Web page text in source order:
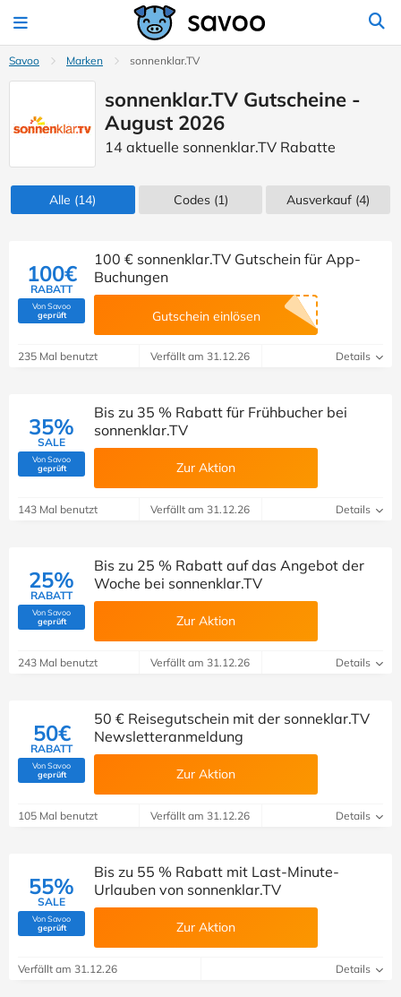
Savoo Marken sonnenklar.TV
sonnenklar.TV Gutscheine -
August 2026
14 aktuelle sonnenklar.TV Rabatte
Alle (14) Codes(1) Ausverkauf (4)
100€
RABATT
Von Savoo
geprüft(Von Savoo geprüft)
100 € sonnenklar.TV Gutschein für App-
Buchungen
Gutschein einlösen
235 Mal benutzt Verfällt am 31.12.26 Details
35%
SALE
Von Savoo
geprüft(Von Savoo geprüft)
Bis zu 35 % Rabatt für Frühbucher bei
sonnenklar.TV
Zur Aktion
143 Mal benutzt Verfällt am 31.12.26 Details
25%
RABATT
Von Savoo
geprüft(Von Savoo geprüft)
Bis zu 25 % Rabatt auf das Angebot der
Woche bei sonnenklar.TV
Zur Aktion
243 Mal benutzt Verfällt am 31.12.26 Details
50€
RABATT
Von Savoo
geprüft(Von Savoo geprüft)
50 € Reisegutschein mit der sonneklar.TV
Newsletteranmeldung
Zur Aktion
105 Mal benutzt Verfällt am 31.12.26 Details
55%
SALE
Von Savoo
geprüft(Von Savoo geprüft)
Bis zu 55 % Rabatt mit Last-Minute-
Urlauben von sonnenklar.TV
Zur Aktion
Verfällt am 31.12.26 Details